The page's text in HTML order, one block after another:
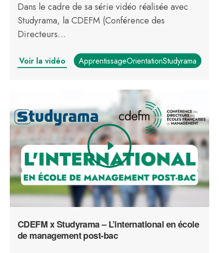
Dans le cadre de sa série vidéo réalisée avec
Studyrama, la CDEFM (Conférence des
Directeurs…
Voir la vidéo ApprentissageOrientationStudyrama
CDEFM x Studyrama – L’international en école
de management post-bac